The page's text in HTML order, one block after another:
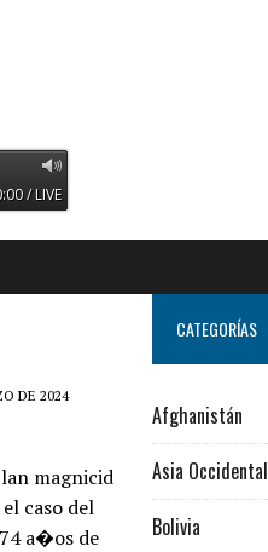
Orinoco - Transmitiendo desde Suecia
/ LIVE
DE 2024
magnicid
caso del
a�os de
CATEGORÍAS
Afghanistán
Asia Occidental
Bolivia